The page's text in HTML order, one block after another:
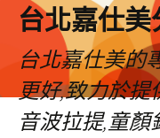
內
台北嘉仕美
台北嘉仕美的
更好,致力於提
音波拉提,童顏